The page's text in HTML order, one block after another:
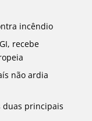
incêndio
recebe
não ardia
duas principais